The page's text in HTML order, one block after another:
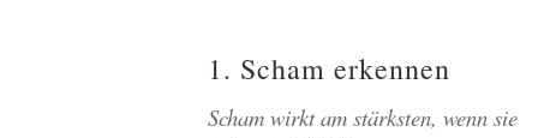
1. Scham erkennen
Scham wirkt am stärksten, wenn sie